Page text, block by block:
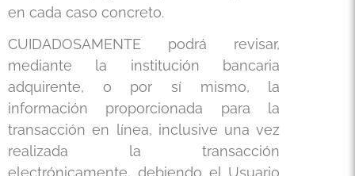
en cada caso concreto.
CUIDADOSAMENTE podrá revisar,
mediante la institución bancaria
adquirente, o por sí mismo, la
información proporcionada para la
transacción en línea, inclusive una vez
realizada la transacción
electrónicamente, debiendo el Usuario